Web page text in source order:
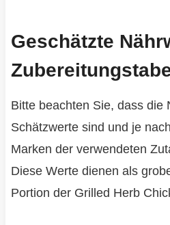
Geschätzte
Bitte beachten Sie, dass die
Schätzwerte sind und je
Marken der verwendeten
Diese Werte dienen als
Portion der Grilled Herb